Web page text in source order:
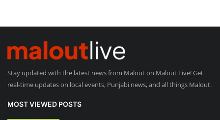
Stay updated with the latest news from Malout on Malout Live! Get
real-time updates on local events, Punjabi news, and all things Malout.
MOST VIEWED POSTS